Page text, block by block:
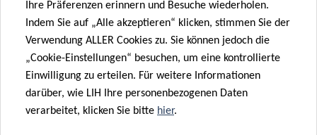
29, rue Henri Koch, L-4354 Esch-sur-Alzette
Light lunch provided – Registration
mandatory*
Ihre Präferenzen erinnern und Besuche wiederholen.
Indem Sie auf „Alle akzeptieren“ klicken, stimmen Sie der
Verwendung ALLER Cookies zu. Sie können jedoch die
„Cookie-Einstellungen“ besuchen, um eine kontrollierte
Einwilligung zu erteilen. Für weitere Informationen
darüber, wie LIH Ihre personenbezogenen Daten
verarbeitet, klicken Sie bitte hier.